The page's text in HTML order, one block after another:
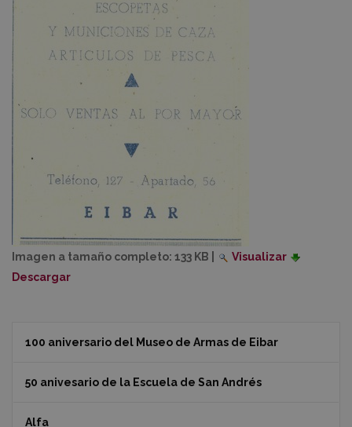
Imagen a tamaño completo: 133 KB
Visualizar
Descargar
100 aniversario del Museo de Armas de Eibar
50 anivesario de la Escuela de San Andrés
Alfa